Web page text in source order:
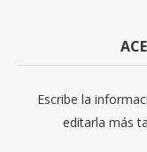
Escribe la
editarla más